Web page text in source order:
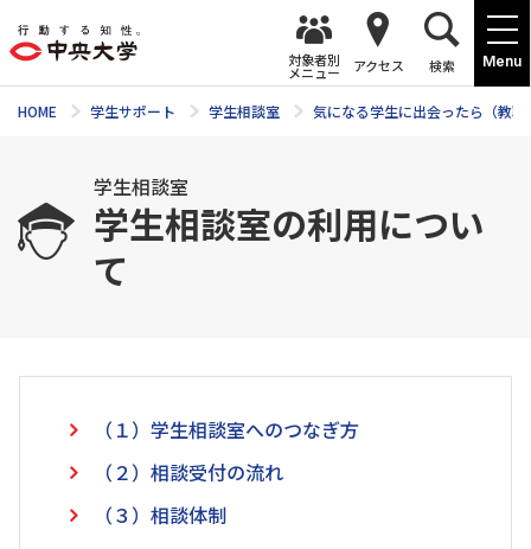
Menu
対象者別
メニュー アクセス 検索
HOME 学生サポート 学生相談室 気になる学生に出会ったら（教職
学生相談室
学生相談室の利用につい
て
（１）学生相談室へのつなぎ方
（２）相談受付の流れ
（３）相談体制